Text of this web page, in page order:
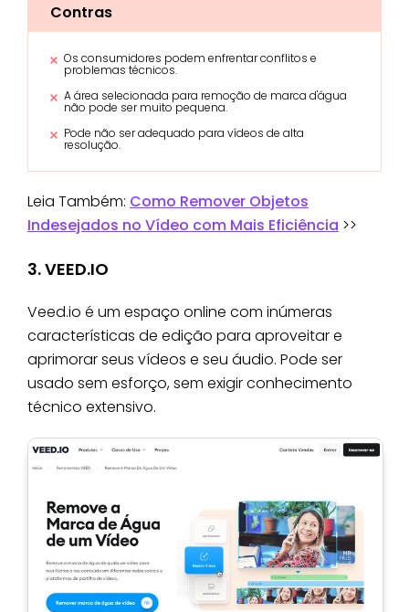
Contras
Os consumidores podem enfrentar conflitos e
problemas técnicos.
A área selecionada para remoção de marca d'água
não pode ser muito pequena.
Pode não ser adequado para vídeos de alta
resolução.
Leia Também: Como Remover Objetos
Indesejados no Vídeo com Mais Eficiência >>
3. VEED.IO
Veed.io é um espaço online com inúmeras
características de edição para aproveitar e
aprimorar seus vídeos e seu áudio. Pode ser
usado sem esforço, sem exigir conhecimento
técnico extensivo.